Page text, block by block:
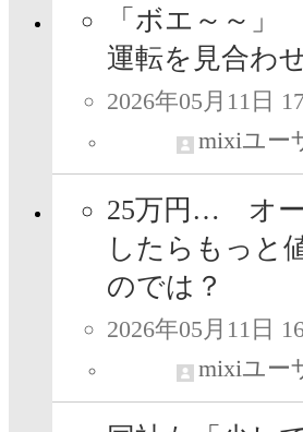
「ボエ～～
運転を見合わ
2026年05月11日
mixiユー
25万円… オー
したらもっと
のでは？
2026年05月11日
mixiユー